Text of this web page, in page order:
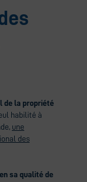
de la propriété
habilité à
une
des
en sa qualité de